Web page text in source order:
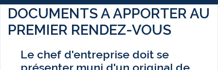
DOCUMENTS A APPORTER AU
PREMIER RENDEZ-VOUS
Le chef d'entreprise doit se